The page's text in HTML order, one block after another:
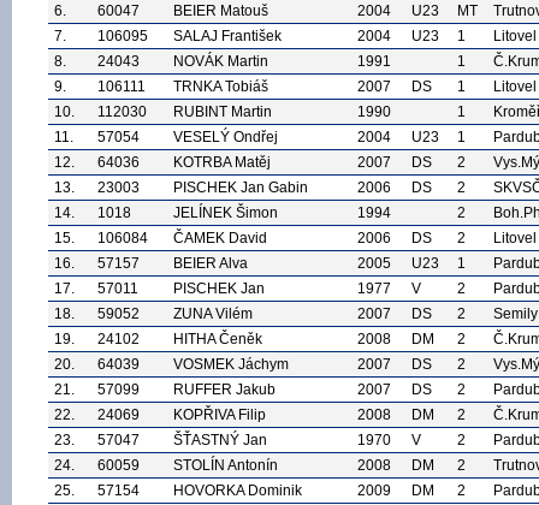
6.
60047 BEIER Matouš 2004 U23 MT
7.
106095 SALAJ František 2004 U23 1
Litovel
8.
24043 NOVÁK Martin 1991 1
9.
106111 TRNKA Tobiáš 2007 DS 1
Litovel
10.
112030 RUBINT Martin 1990 1
11.
57054 VESELÝ Ondřej 2004 U23 1
12.
64036 KOTRBA Matěj 2007 DS 2
13.
23003 PISCHEK Jan Gabin 2006 DS 2
14.
1018 JELÍNEK Šimon 1994 2
15.
106084 ČAMEK David 2006 DS 2
Litovel
16.
57157 BEIER Alva 2005 U23 1
17.
57011 PISCHEK Jan 1977 V 2
18.
59052 ZUNA Vilém 2007 DS 2
Semily
19.
24102 HITHA Čeněk 2008 DM 2
20.
64039 VOSMEK Jáchym 2007 DS 2
21.
57099 RUFFER Jakub 2007 DS 2
22.
24069 KOPŘIVA Filip 2008 DM 2
23.
57047 ŠŤASTNÝ Jan 1970 V 2
24.
60059 STOLÍN Antonín 2008 DM 2
25.
57154 HOVORKA Dominik 2009 DM 2